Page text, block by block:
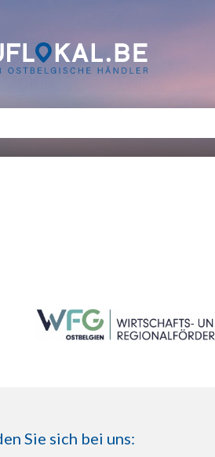
- Bei lokalen
Sie sich bei uns: